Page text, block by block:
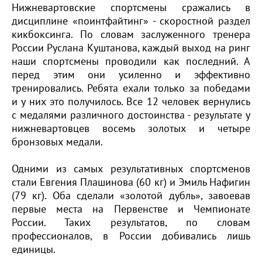
Нижневартовские спортсмены сражались в
дисциплине «поинтфайтинг» - скоростной раздел
кикбоксинга. По словам заслуженного тренера
России Руслана Куштанова, каждый выход на ринг
наши спортсмены проводили как последний. А
перед этим они усиленно и эффективно
тренировались. Ребята ехали только за победами
и у них это получилось. Все 12 человек вернулись
с медалями различного достоинства - результате у
нижневартовцев восемь золотых и четыре
бронзовых медали.
Одними из самых результативных спортсменов
стали Евгения Плашинова (60 кг) и Эмиль Нафигин
(79 кг). Оба сделали «золотой дубль», завоевав
первые места на Первенстве и Чемпионате
России. Таких результатов, по словам
профессионалов, в России добивались лишь
единицы.